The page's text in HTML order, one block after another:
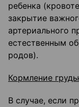
ребенка
закрытие
артериального
естественным
родов).
Кормление
В случае, если